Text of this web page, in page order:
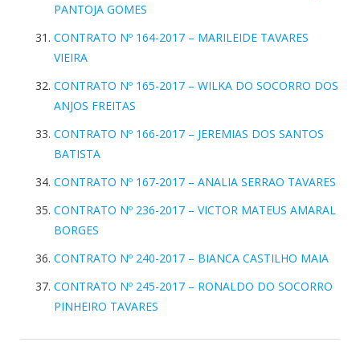
PANTOJA GOMES
CONTRATO Nº 164-2017 – MARILEIDE TAVARES
VIEIRA
CONTRATO Nº 165-2017 – WILKA DO SOCORRO DOS
ANJOS FREITAS
CONTRATO Nº 166-2017 – JEREMIAS DOS SANTOS
BATISTA
CONTRATO Nº 167-2017 – ANALIA SERRAO TAVARES
CONTRATO Nº 236-2017 – VICTOR MATEUS AMARAL
BORGES
CONTRATO Nº 240-2017 – BIANCA CASTILHO MAIA
CONTRATO Nº 245-2017 – RONALDO DO SOCORRO
PINHEIRO TAVARES